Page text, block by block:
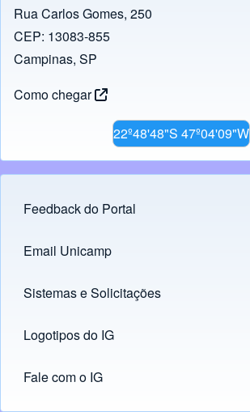
Rua Carlos Gomes, 250
CEP: 13083-855
Campinas, SP
Como chegar
22º48'48"S 47º04'09"W
Footer menu
Feedback do Portal
Links
Email Unicamp
(opens in new tab)
Sistemas e Solicitações
(opens in new tab)
Logotipos do IG
(opens in new tab)
Fale com o IG